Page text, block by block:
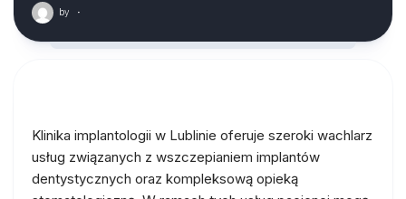
by ·
Klinika implantologii w Lublinie oferuje szeroki wachlarz
usług związanych z wszczepianiem implantów
dentystycznych oraz kompleksową opieką